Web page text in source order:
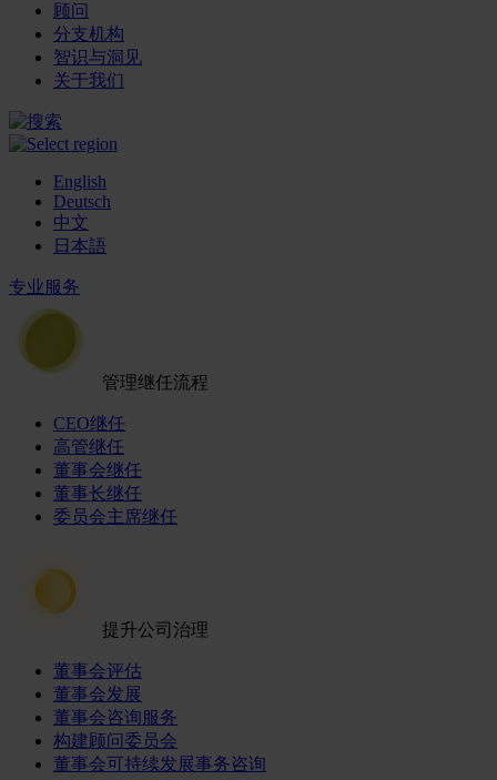
顾问
分支机构
智识与洞见
关于我们
English
Deutsch
中文
日本語
专业服务
管理继任流程
CEO继任
高管继任
董事会继任
董事长继任
委员会主席继任
提升公司治理
董事会评估
董事会发展
董事会咨询服务
构建顾问委员会
董事会可持续发展事务咨询